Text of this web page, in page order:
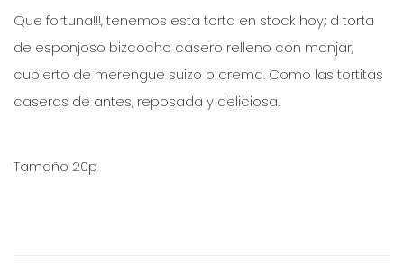
Que fortuna!!!, tenemos esta torta en stock hoy; d torta
de esponjoso bizcocho casero relleno con manjar,
cubierto de merengue suizo o crema. Como las tortitas
caseras de antes, reposada y deliciosa.
Tamaño 20p